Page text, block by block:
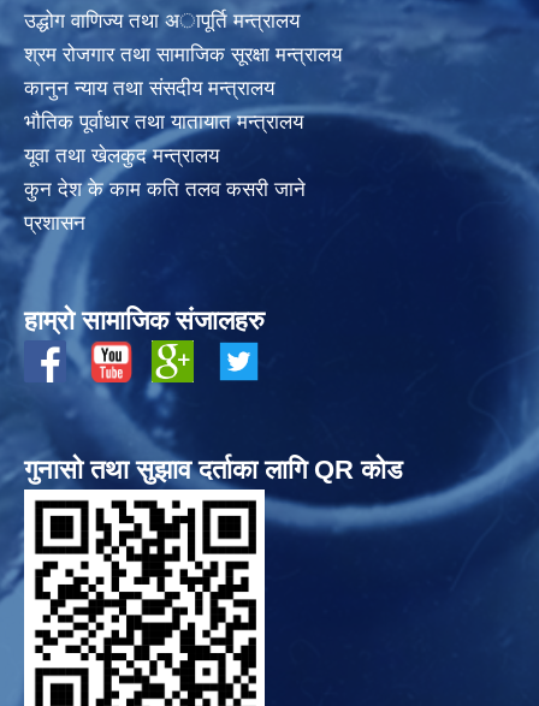
उद्धोग वाणिज्य तथा अापूर्ति मन्त्रालय
श्रम रोजगार तथा सामाजिक सूरक्षा मन्त्रालय
कानुन न्याय तथा संसदीय मन्त्रालय
भाैतिक पूर्वाधार तथा यातायात मन्त्रालय
यूवा तथा खेलकुद मन्त्रालय
कुन देश के काम कति तलव कसरी जाने
प्रशासन
हाम्रो सामाजिक संजालहरु
गुनासो तथा सुझाव दर्ताका लागि QR कोड